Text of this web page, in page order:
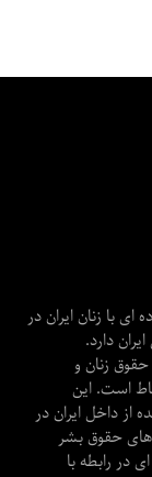
با زنان ایران در
دارد.
زنان و
است. این
داخل ایران در
های حقوق بشر
در رابطه با